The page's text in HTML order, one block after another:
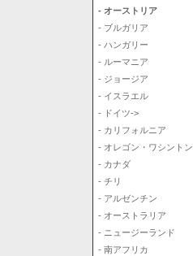
- オーストリア
- ブルガリア
- ハンガリー
- ルーマニア
- ジョージア
- イスラエル
- ドイツ->
- カリフォルニア
- オレゴン・ワシントン
- カナダ
- チリ
- アルゼンチン
- オーストラリア
- ニュージーランド
- 南アフリカ